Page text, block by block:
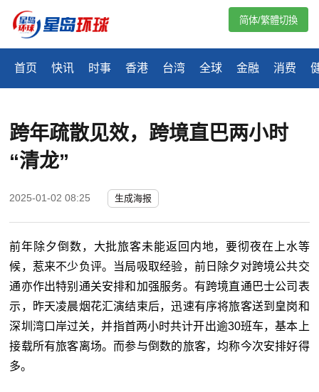
首页 快讯 时事 香港 台湾 全球 金融 消费
简体/繁體切換
跨年疏散见效，跨境直巴两小时
“清龙”
2025-01-02 08:25 生成海报
前年除夕倒数，大批旅客未能返回内地，要彻夜在上水等
候，惹来不少负评。当局吸取经验，前日除夕对跨境公共交
通亦作出特别通关安排和加强服务。有跨境直通巴士公司表
示，昨天凌晨烟花汇演结束后，迅速有序将旅客送到皇岗和
深圳湾口岸过关，并指首两小时共计开出逾30班车，基本上
接载所有旅客离场。而参与倒数的旅客，均称今次安排好得
多。